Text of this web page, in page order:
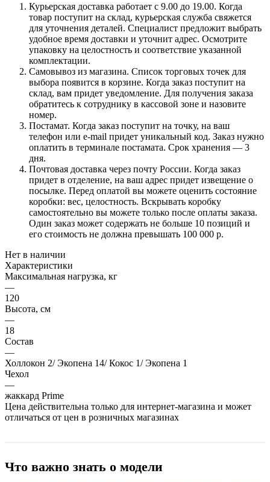
Курьерская доставка работает с 9.00 до 19.00. Когда
товар поступит на склад, курьерская служба свяжется
для уточнения деталей. Специалист предложит выбрать
удобное время доставки и уточнит адрес. Осмотрите
упаковку на целостность и соответствие указанной
комплектации.
Самовывоз из магазина. Список торговых точек для
выбора появится в корзине. Когда заказ поступит на
склад, вам придет уведомление. Для получения заказа
обратитесь к сотруднику в кассовой зоне и назовите
номер.
Постамат. Когда заказ поступит на точку, на ваш
телефон или e-mail придет уникальный код. Заказ нужно
оплатить в терминале постамата. Срок хранения — 3
дня.
Почтовая доставка через почту России. Когда заказ
придет в отделение, на ваш адрес придет извещение о
посылке. Перед оплатой вы можете оценить состояние
коробки: вес, целостность. Вскрывать коробку
самостоятельно вы можете только после оплаты заказа.
Один заказ может содержать не больше 10 позиций и
его стоимость не должна превышать 100 000 р.
Нет в наличии
Характеристики
Максимальная нагрузка, кг
—
120
Высота, см
—
18
Состав
—
Холлокон 2/ Экопена 14/ Кокос 1/ Экопена 1
Чехол
—
жаккард Prime
Цена действительна только для интернет-магазина и может
отличаться от цен в розничных магазинах
Что важно знать о модели